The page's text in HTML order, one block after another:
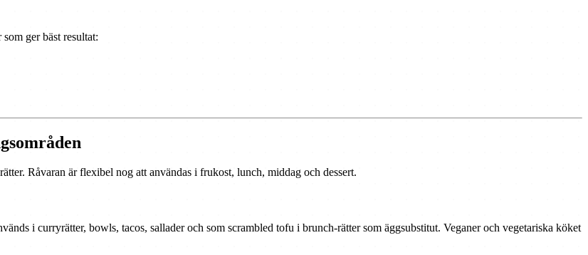
ger bäst resultat:
Råvaran är flexibel nog att användas i frukost, lunch, middag och dessert.
i curryrätter, bowls, tacos, sallader och som scrambled tofu i brunch-rätter som äggsubstitut. Veganer och vegetariska köket